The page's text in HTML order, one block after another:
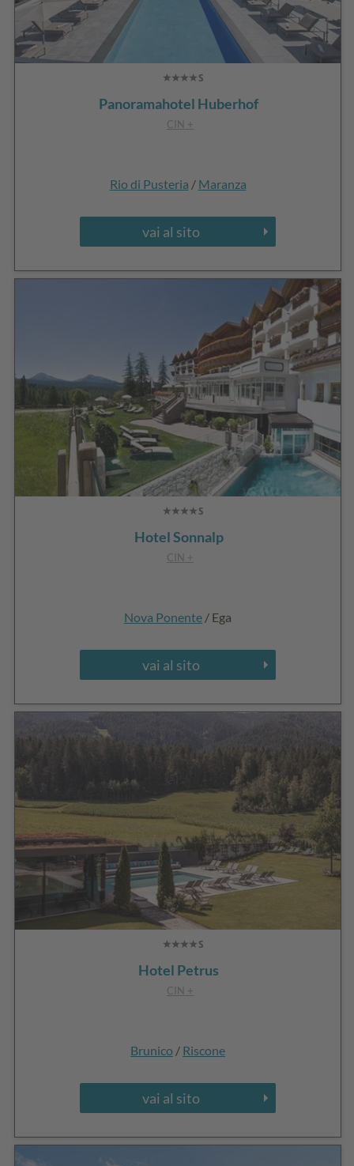
Panoramahotel Huberhof
CIN +
Rio di Pusteria / Maranza
vai al sito
Hotel Sonnalp
CIN +
Nova Ponente / Ega
vai al sito
Hotel Petrus
CIN +
Brunico / Riscone
vai al sito